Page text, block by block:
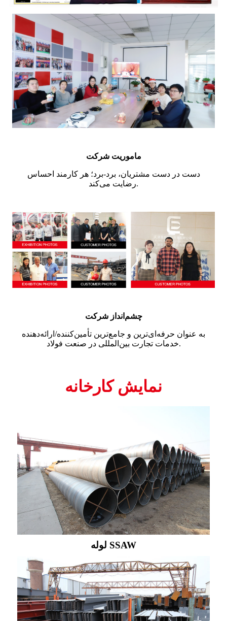
ماموریت شرکت
دست در دست مشتریان، برد-برد؛ هر کارمند احساس
رضایت می‌کند.
چشم‌انداز شرکت
به عنوان حرفه‌ای‌ترین و جامع‌ترین تأمین‌کننده/ارائه‌دهنده
خدمات تجارت بین‌المللی در صنعت فولاد.
نمایش کارخانه
لوله SSAW